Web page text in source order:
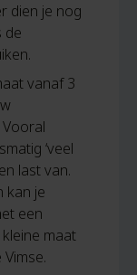
dien je nog
de
vanaf 3
‘veel
last van.
kan je
een
maat